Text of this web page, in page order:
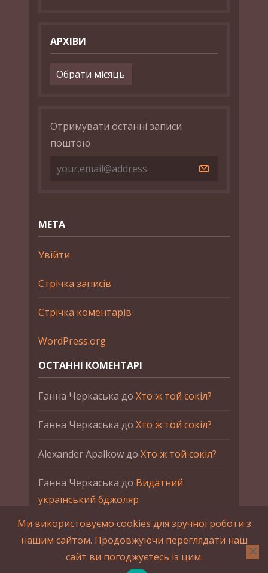
АРХІВИ
Архіви
Отримувати останні записи
поштою
МЕТА
Увійти
Стрічка записів
Стрічка коментарів
WordPress.org
ОСТАННІ КОМЕНТАРІ
Ганна Черкаська до Хто ж той сокіл?
Ганна Черкаська до Хто ж той сокіл?
Alexander Apalkowдо Хто ж той сокіл?
Ганна Черкаська до Видатний
український бджоляр
Ганна ЧеркаськадоПетро Франко
2015-2023 © UAHistory Всі права застережено.
Ми використовуємо cookies для зручної роботи з
нашим сайтом. Продовжуючи переглядати наш
сайт ви погоджуєтесь із цим.